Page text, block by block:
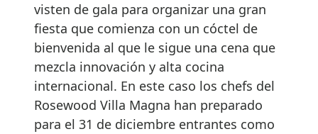
visten de gala para organizar una gran
fiesta que comienza con un cóctel de
bienvenida al que le sigue una cena que
mezcla innovación y alta cocina
internacional. En este caso los chefs del
Rosewood Villa Magna han preparado
para el 31 de diciembre entrantes como